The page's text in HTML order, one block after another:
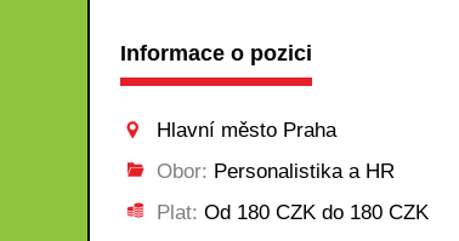
Informace o pozici
Hlavní město Praha
Obor: Personalistika a HR
Plat: Od 180 CZK do 180 CZK